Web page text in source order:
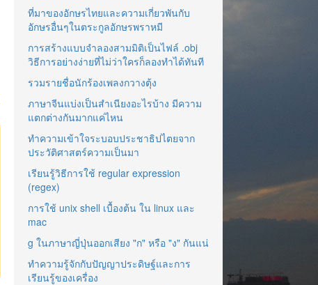
ที่มาของอักษรไทยและความเกี่ยวพันกับ
อักษรอื่นๆในตระกูลอักษรพราหมี
การสร้างแบบจำลองสามมิติเป็นไฟล์ .obj
วิธีการอย่างง่ายที่ไม่ว่าใครก็ลองทำได้ทันที
รวมรายชื่อนักร้องเพลงกวางตุ้ง
ภาษาจีนแบ่งเป็นสำเนียงอะไรบ้าง มีความ
แตกต่างกันมากแค่ไหน
ทำความเข้าใจระบอบประชาธิปไตยจาก
ประวัติศาสตร์ความเป็นมา
เรียนรู้วิธีการใช้ regular expression
(regex)
การใช้ unix shell เบื้องต้น ใน linux และ
mac
g ในภาษาญี่ปุ่นออกเสียง "ก" หรือ "ง" กันแน่
ทำความรู้จักกับปัญญาประดิษฐ์และการ
เรียนรู้ของเครื่อง